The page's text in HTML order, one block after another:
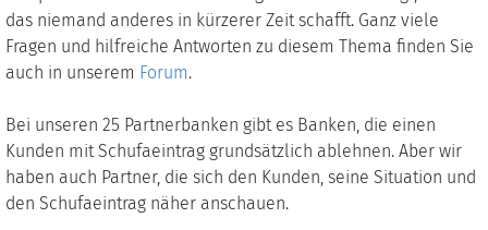
das niemand anderes in kürzerer Zeit schafft. Ganz viele
Fragen und hilfreiche Antworten zu diesem Thema finden Sie
auch in unserem Forum.
Bei unseren 25 Partnerbanken gibt es Banken, die einen
Kunden mit Schufaeintrag grundsätzlich ablehnen. Aber wir
haben auch Partner, die sich den Kunden, seine Situation und
den Schufaeintrag näher anschauen.